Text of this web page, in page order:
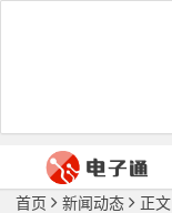
首页 新闻动态 正文